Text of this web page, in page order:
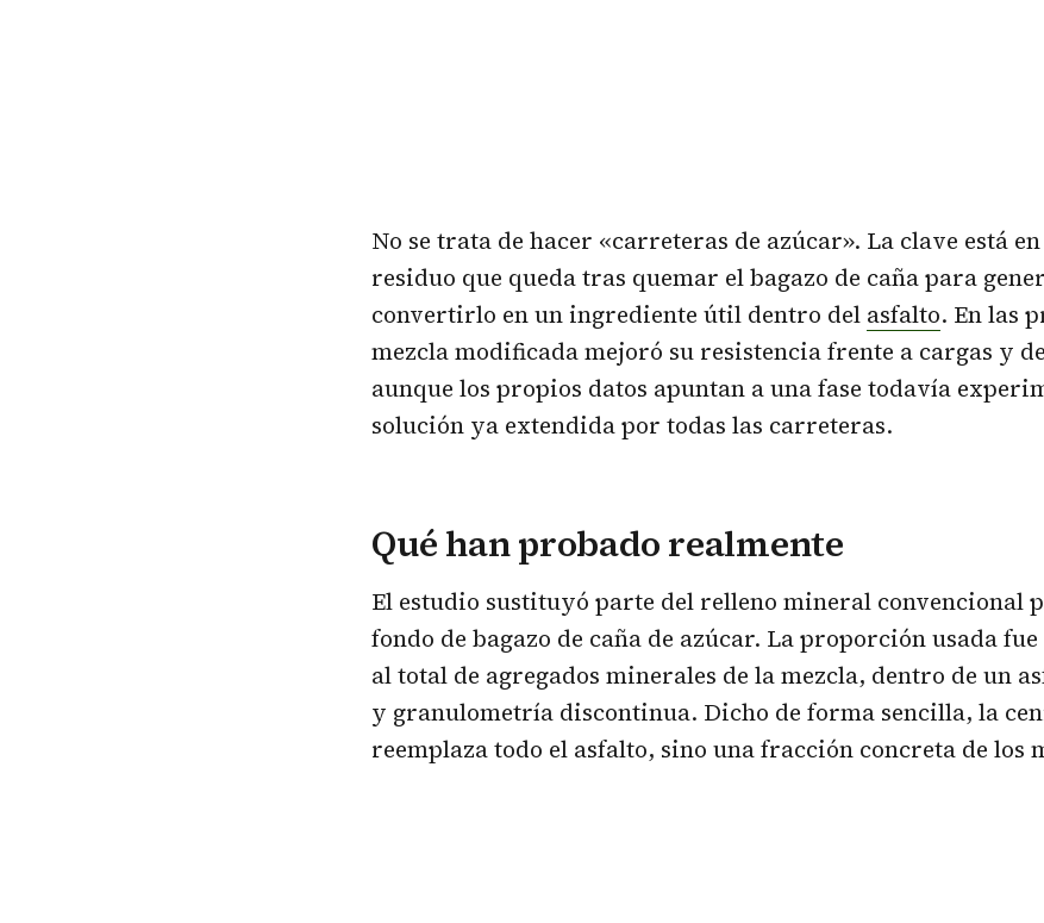
No se trata de hacer «carreteras de azúcar». La clave está
residuo que queda tras quemar el bagazo de caña para
convertirlo en un ingrediente útil dentro del asfalto. En las
mezcla modificada mejoró su resistencia frente a cargas y
aunque los propios datos apuntan a una fase todavía
solución ya extendida por todas las carreteras.
Qué han probado realmente
El estudio sustituyó parte del relleno mineral convencional
fondo de bagazo de caña de azúcar. La proporción usada
al total de agregados minerales de la mezcla, dentro de un
y granulometría discontinua. Dicho de forma sencilla, la
reemplaza todo el asfalto, sino una fracción concreta de los